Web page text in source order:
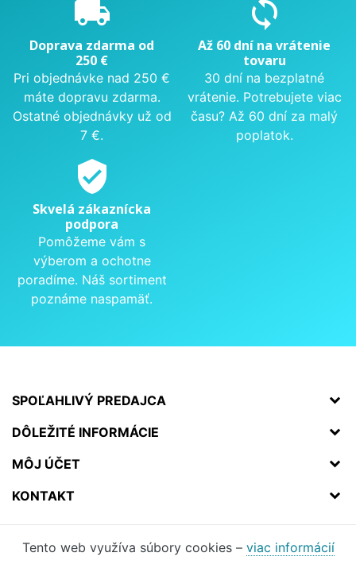
local_shipping
Doprava zdarma od
250 €
Pri objednávke nad 250 €
máte dopravu zdarma.
Ostatné objednávky už od
7 €.
sync
Až 60 dní na vrátenie
tovaru
30 dní na bezplatné
vrátenie. Potrebujete viac
času? Až 60 dní za malý
poplatok.
verified_user
Skvelá zákaznícka
podpora
Pomôžeme vám s
výberom a ochotne
poradíme. Náš sortiment
poznáme naspamäť.
SPOĽAHLIVÝ PREDAJCA
DÔLEŽITÉ INFORMÁCIE
MÔJ ÚČET
KONTAKT
Tento web využíva súbory cookies – viac informácií